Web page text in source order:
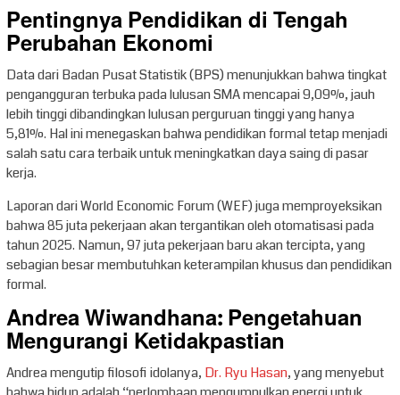
Pentingnya Pendidikan di Tengah
Perubahan Ekonomi
Data dari Badan Pusat Statistik (BPS) menunjukkan bahwa tingkat
pengangguran terbuka pada lulusan SMA mencapai 9,09%, jauh
lebih tinggi dibandingkan lulusan perguruan tinggi yang hanya
5,81%. Hal ini menegaskan bahwa pendidikan formal tetap menjadi
salah satu cara terbaik untuk meningkatkan daya saing di pasar
kerja.
Laporan dari World Economic Forum (WEF) juga memproyeksikan
bahwa 85 juta pekerjaan akan tergantikan oleh otomatisasi pada
tahun 2025. Namun, 97 juta pekerjaan baru akan tercipta, yang
sebagian besar membutuhkan keterampilan khusus dan pendidikan
formal.
Andrea Wiwandhana: Pengetahuan
Mengurangi Ketidakpastian
Andrea mengutip filosofi idolanya, Dr. Ryu Hasan, yang menyebut